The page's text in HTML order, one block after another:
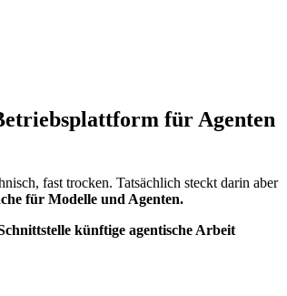
für Agenten
fast trocken. Tatsächlich steckt darin aber
für Modelle und Agenten.
künftige agentische Arbeit